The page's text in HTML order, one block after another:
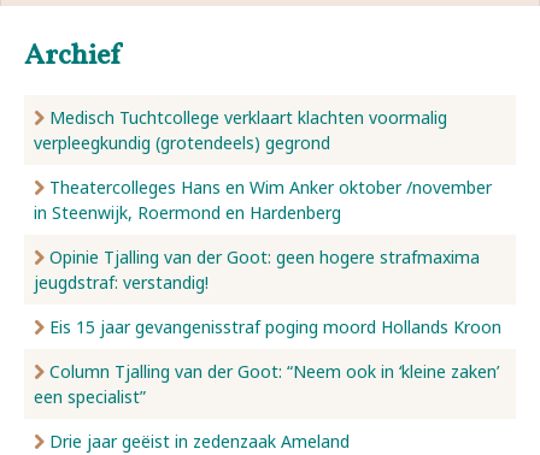
Strafzaken
Werkwijze
Nieuws
Over ons
Contact
Archief
Medisch Tuchtcollege verklaart klachten voormalig
verpleegkundig (grotendeels) gegrond
Theatercolleges Hans en Wim Anker oktober /november
in Steenwijk, Roermond en Hardenberg
Opinie Tjalling van der Goot: geen hogere strafmaxima
jeugdstraf: verstandig!
Eis 15 jaar gevangenisstraf poging moord Hollands Kroon
Column Tjalling van der Goot: “Neem ook in ‘kleine zaken’
een specialist”
Drie jaar geëist in zedenzaak Ameland